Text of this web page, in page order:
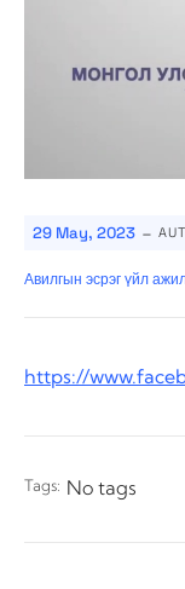
29 May, 2023 -
Авилгын эсрэг үйл
https://
Tags: No tags